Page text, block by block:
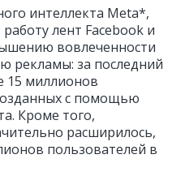
интеллекта Meta*,
лент Facebook и
вовлеченности
рекламы: за последний
15 миллионов
с помощью
Кроме того,
расширилось,
пользователей в